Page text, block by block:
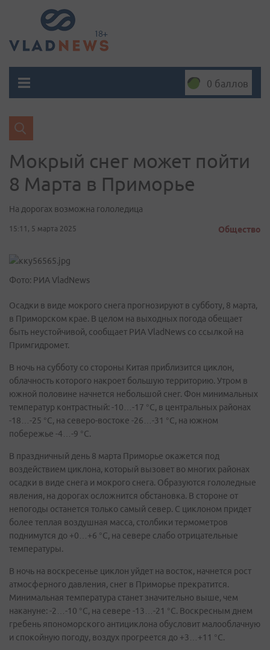
0 баллов
Мокрый снег может пойти
8 Марта в Приморье
На дорогах возможна гололедица
15:11, 5 марта 2025 Общество
Фото: РИА VladNews
Осадки в виде мокрого снега прогнозируют в субботу, 8 марта,
в Приморском крае. В целом на выходных погода обещает
быть неустойчивой, сообщает РИА VladNews со ссылкой на
Примгидромет.
В ночь на субботу со стороны Китая приблизится циклон,
облачность которого накроет большую территорию. Утром в
южной половине начнется небольшой снег. Фон минимальных
температур контрастный: -10…-17 °С, в центральных районах
-18…-25 °С, на северо-востоке -26…-31 °С, на южном
побережье -4…-9 °С.
В праздничный день 8 марта Приморье окажется под
воздействием циклона, который вызовет во многих районах
осадки в виде снега и мокрого снега. Образуются гололедные
явления, на дорогах осложнится обстановка. В стороне от
непогоды останется только самый север. С циклоном придет
более теплая воздушная масса, столбики термометров
поднимутся до +0…+6 °С, на севере слабо отрицательные
температуры.
В ночь на воскресенье циклон уйдет на восток, начнется рост
атмосферного давления, снег в Приморье прекратится.
Минимальная температура станет значительно выше, чем
накануне: -2…-10 °С, на севере -13…-21 °С. Воскресным днем
гребень япономорского антициклона обусловит малооблачную
и спокойную погоду, воздух прогреется до +3…+11 °С.